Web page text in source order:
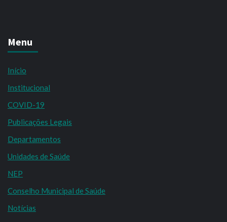
Menu
Início
Institucional
COVID-19
Publicações Legais
Departamentos
Unidades de Saúde
NEP
Conselho Municipal de Saúde
Notícias